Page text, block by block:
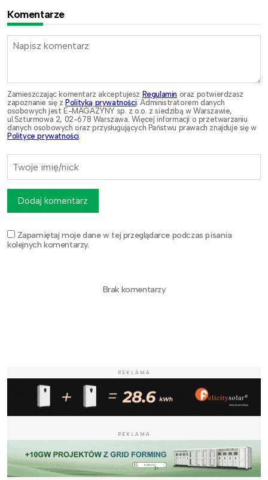
Komentarze
Zamieszczając komentarz akceptujesz Regulamin oraz potwierdzasz
zapoznanie się z Polityką prywatności. Administratorem danych
osobowych jest E-MAGAZYNY sp. z o.o. z siedzibą w Warszawie,
ul.Szturmowa 2, 02-678 Warszawa. Więcej informacji o przetwarzaniu
danych osobowych oraz przysługujących Państwu prawach znajduje się w
Polityce prywatności.
Zapamiętaj moje dane w tej przeglądarce podczas pisania
kolejnych komentarzy.
Dodaj komentarz
Brak komentarzy
REKLAMA
REKLAMA